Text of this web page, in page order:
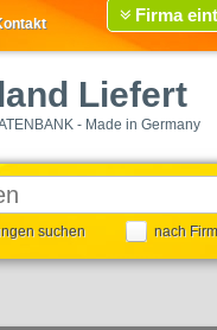
Firma
Liefert
- Made in Germany
suchen nach